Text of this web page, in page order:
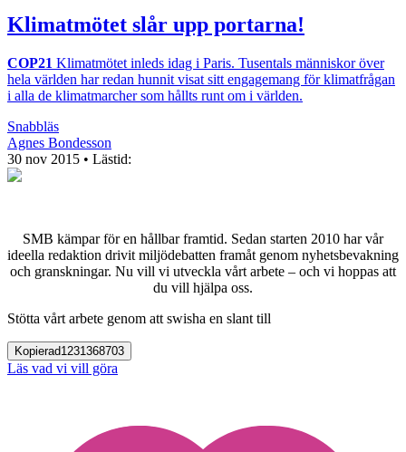
Klimatmötet slår upp portarna!
COP21 Klimatmötet inleds idag i Paris. Tusentals människor över
hela världen har redan hunnit visat sitt engagemang för klimatfrågan
i alla de klimatmarcher som hållts runt om i världen.
Snabbläs
Agnes Bondesson
30 nov 2015 • Lästid:
SMB kämpar för en hållbar framtid. Sedan starten 2010 har vår
ideella redaktion drivit miljödebatten framåt genom nyhetsbevakning
och granskningar. Nu vill vi utveckla vårt arbete – och vi hoppas att
du vill hjälpa oss.
Stötta vårt arbete genom att swisha en slant till
Kopierad1231368703
Läs vad vi vill göra